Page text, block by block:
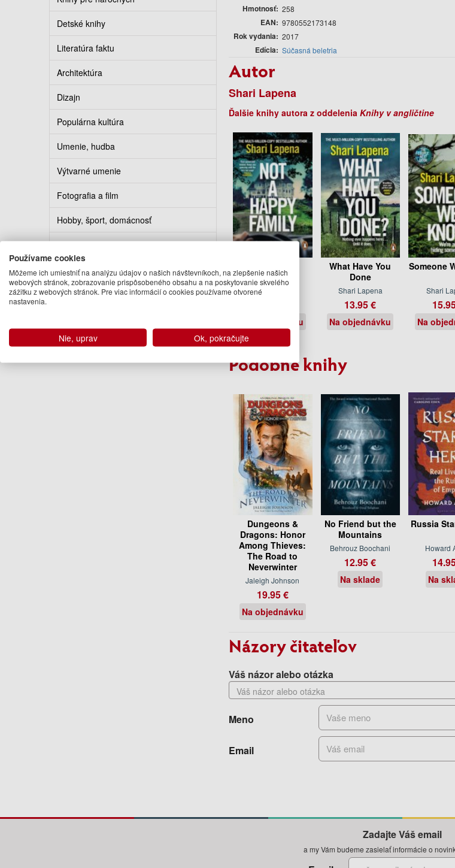
Detské knihy
Literatúra faktu
Architektúra
Dizajn
Populárna kultúra
Umenie, hudba
Výtvarné umenie
Fotografia a film
Hobby, šport, domácnosť
Kuchárky
Erotika
Kalendáre, diáre, pohľadnice
Hmotnosť 258
EAN 9780552173148
Rok vydania 2017
Edícia Súčasná beletria
Autor
Shari Lapena
Ďalšie knihy autora z oddelenia Knihy v angličtine
Family
Shari Lapena
Na objednávku
What Have You
Done
Shari Lapena
13.95 €
Na objednávku
Someone
Shari
Na
Podobné knihy
Dungeons &
Dragons: Honor
Among Thieves:
The Road to
Neverwinter
Jaleigh Johnson
19.95 €
Na objednávku
No Friend but the
Mountains
Behrouz Boochani
12.95 €
Na sklade
Russia
Howard
Na
Názory čitateľov
Váš názor alebo otázka
Meno
Email
Zadajte Váš email
a my Vám budeme zasielať informácie o
Používame cookies
Môžeme ich umiestniť na analýzu údajov o našich návštevníkoch, na zlepšenie našich
webových stránok, zobrazovanie prispôsobeného obsahu a na poskytovanie skvelého
zážitku z webových stránok. Pre viac informácií o cookies používame otvorené
nastavenia.
Nie, uprav Ok, pokračujte